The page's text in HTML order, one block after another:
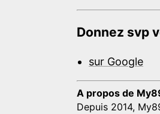
Donnez svp
sur Google
A propos de
Depuis 2014,